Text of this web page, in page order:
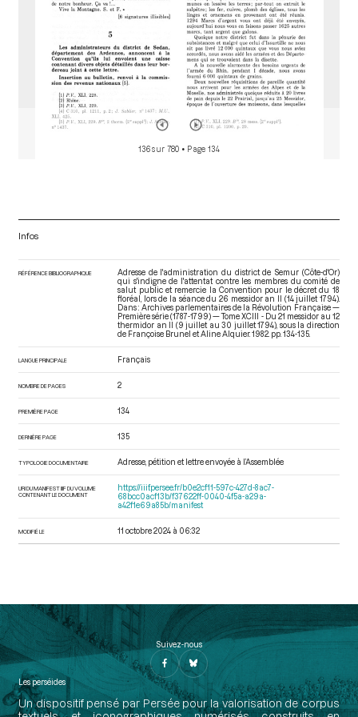
136 sur 780 • Page 134
Infos
RÉFÉRENCE BIBLIOGRAPHIQUE
Adresse de l'administration du district de Semur (Côte-d'Or)
qui s'indigne de l'attentat contre les membres du comité de
salut public et remercie la Convention pour le décret du 18
floréal, lors de la séance du 26 messidor an II (14 juillet 1794).
Dans : Archives parlementaires de la Révolution Française —
Première série (1787-1799) — Tome XCIII - Du 21 messidor au 12
thermidor an II (9 juillet au 30 juillet 1794) , sous la direction
de Françoise Brunel et Aline Alquier. 1982. pp. 134-135.
LANGUE PRINCIPALE Français
NOMBRE DE PAGES 2
PREMIÈRE PAGE 134
DERNIÈRE PAGE 135
TYPOLOGIE DOCUMENTAIRE Adresse, pétition et lettre envoyée à l’Assemblée
URI DU MANIFEST IIIF DU VOLUME
CONTENANT LE DOCUMENT
https://iiif.persee.fr/b0e2cf11-597c-427d-8ac7-
68bcc0acf13b/f37622ff-0040-4f5a-a29a-
a42f1e69a85b/manifest
MODIFIÉ LE 11 octobre 2024 à 06:32
Suivez-nous
Les perséides
Un dispositif pensé par Persée pour la valorisation de corpus